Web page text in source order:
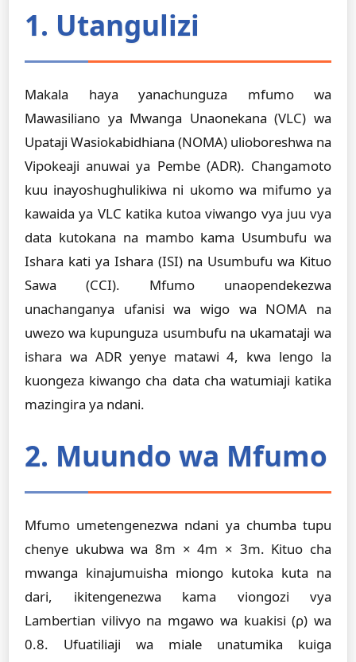
1. Utangulizi
Makala haya yanachunguza mfumo wa
Mawasiliano ya Mwanga Unaonekana (VLC) wa
Upataji Wasiokabidhiana (NOMA) ulioboreshwa na
Vipokeaji anuwai ya Pembe (ADR). Changamoto
kuu inayoshughulikiwa ni ukomo wa mifumo ya
kawaida ya VLC katika kutoa viwango vya juu vya
data kutokana na mambo kama Usumbufu wa
Ishara kati ya Ishara (ISI) na Usumbufu wa Kituo
Sawa (CCI). Mfumo unaopendekezwa
unachanganya ufanisi wa wigo wa NOMA na
uwezo wa kupunguza usumbufu na ukamataji wa
ishara wa ADR yenye matawi 4, kwa lengo la
kuongeza kiwango cha data cha watumiaji katika
mazingira ya ndani.
2. Muundo wa Mfumo
Mfumo umetengenezwa ndani ya chumba tupu
chenye ukubwa wa 8m × 4m × 3m. Kituo cha
mwanga kinajumuisha miongo kutoka kuta na
dari, ikitengenezwa kama viongozi vya
Lambertian vilivyo na mgawo wa kuakisi (ρ) wa
0.8. Ufuatiliaji wa miale unatumika kuiga